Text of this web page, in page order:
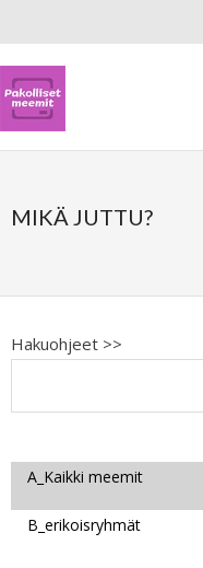
MIKÄ JUTTU?
Hakuohjeet >>
A_Kaikki meemit
B_erikoisryhmät